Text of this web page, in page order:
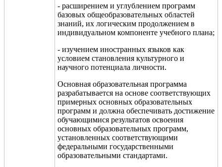
- расширением и углублением программ
базовых общеобразовательных областей
знаний, их логическим продолжением в
индивидуальном компоненте учебного плана;
- изучением иностранных языков как
условием становления культурного и
научного потенциала личности.
Основная образовательная программа
разрабатывается на основе соответствующих
примерных основных образовательных
программ и должна обеспечивать достижение
обучающимися результатов освоения
основных образовательных программ,
установленных соответствующими
федеральными государственными
образовательными стандартами.